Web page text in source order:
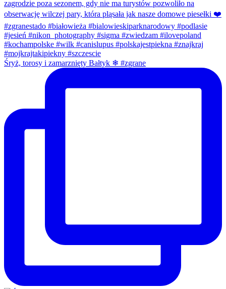
Śryż, torosy i zamarznięty Bałtyk ❄ #zgrane